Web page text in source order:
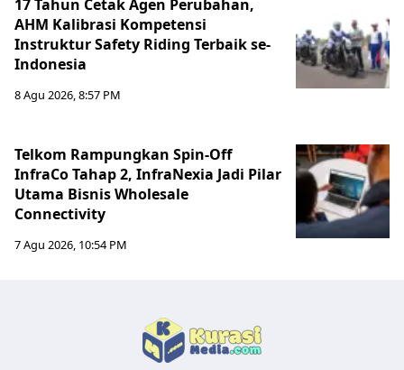
17 Tahun Cetak Agen Perubahan,
AHM Kalibrasi Kompetensi
Instruktur Safety Riding Terbaik se-
Indonesia
8 Agu 2026, 8:57 PM
Telkom Rampungkan Spin-Off
InfraCo Tahap 2, InfraNexia Jadi Pilar
Utama Bisnis Wholesale
Connectivity
7 Agu 2026, 10:54 PM